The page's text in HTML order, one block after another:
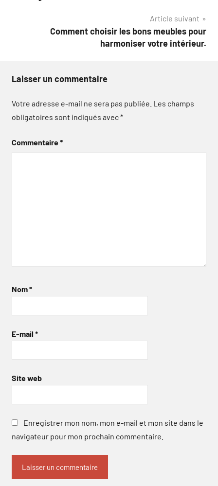
Article suivant
Comment choisir les bons meubles pour
harmoniser votre intérieur.
Laisser un commentaire
Votre adresse e-mail ne sera pas publiée. Les champs
obligatoires sont indiqués avec*
Commentaire*
Nom*
E-mail *
Site web
Enregistrer mon nom, mon e-mail et mon site dans le
navigateur pour mon prochain commentaire.